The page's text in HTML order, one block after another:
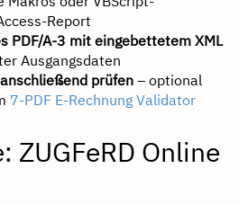
Report
PDF/A-3 mit eingebettetem XML
Ausgangsdaten
prüfen – optional
7-PDF E-Rechnung Validator
ZUGFeRD Online